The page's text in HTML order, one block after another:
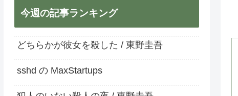
今週の記事ランキング
どちらかが彼女を殺した / 東野圭吾
sshd の MaxStartups